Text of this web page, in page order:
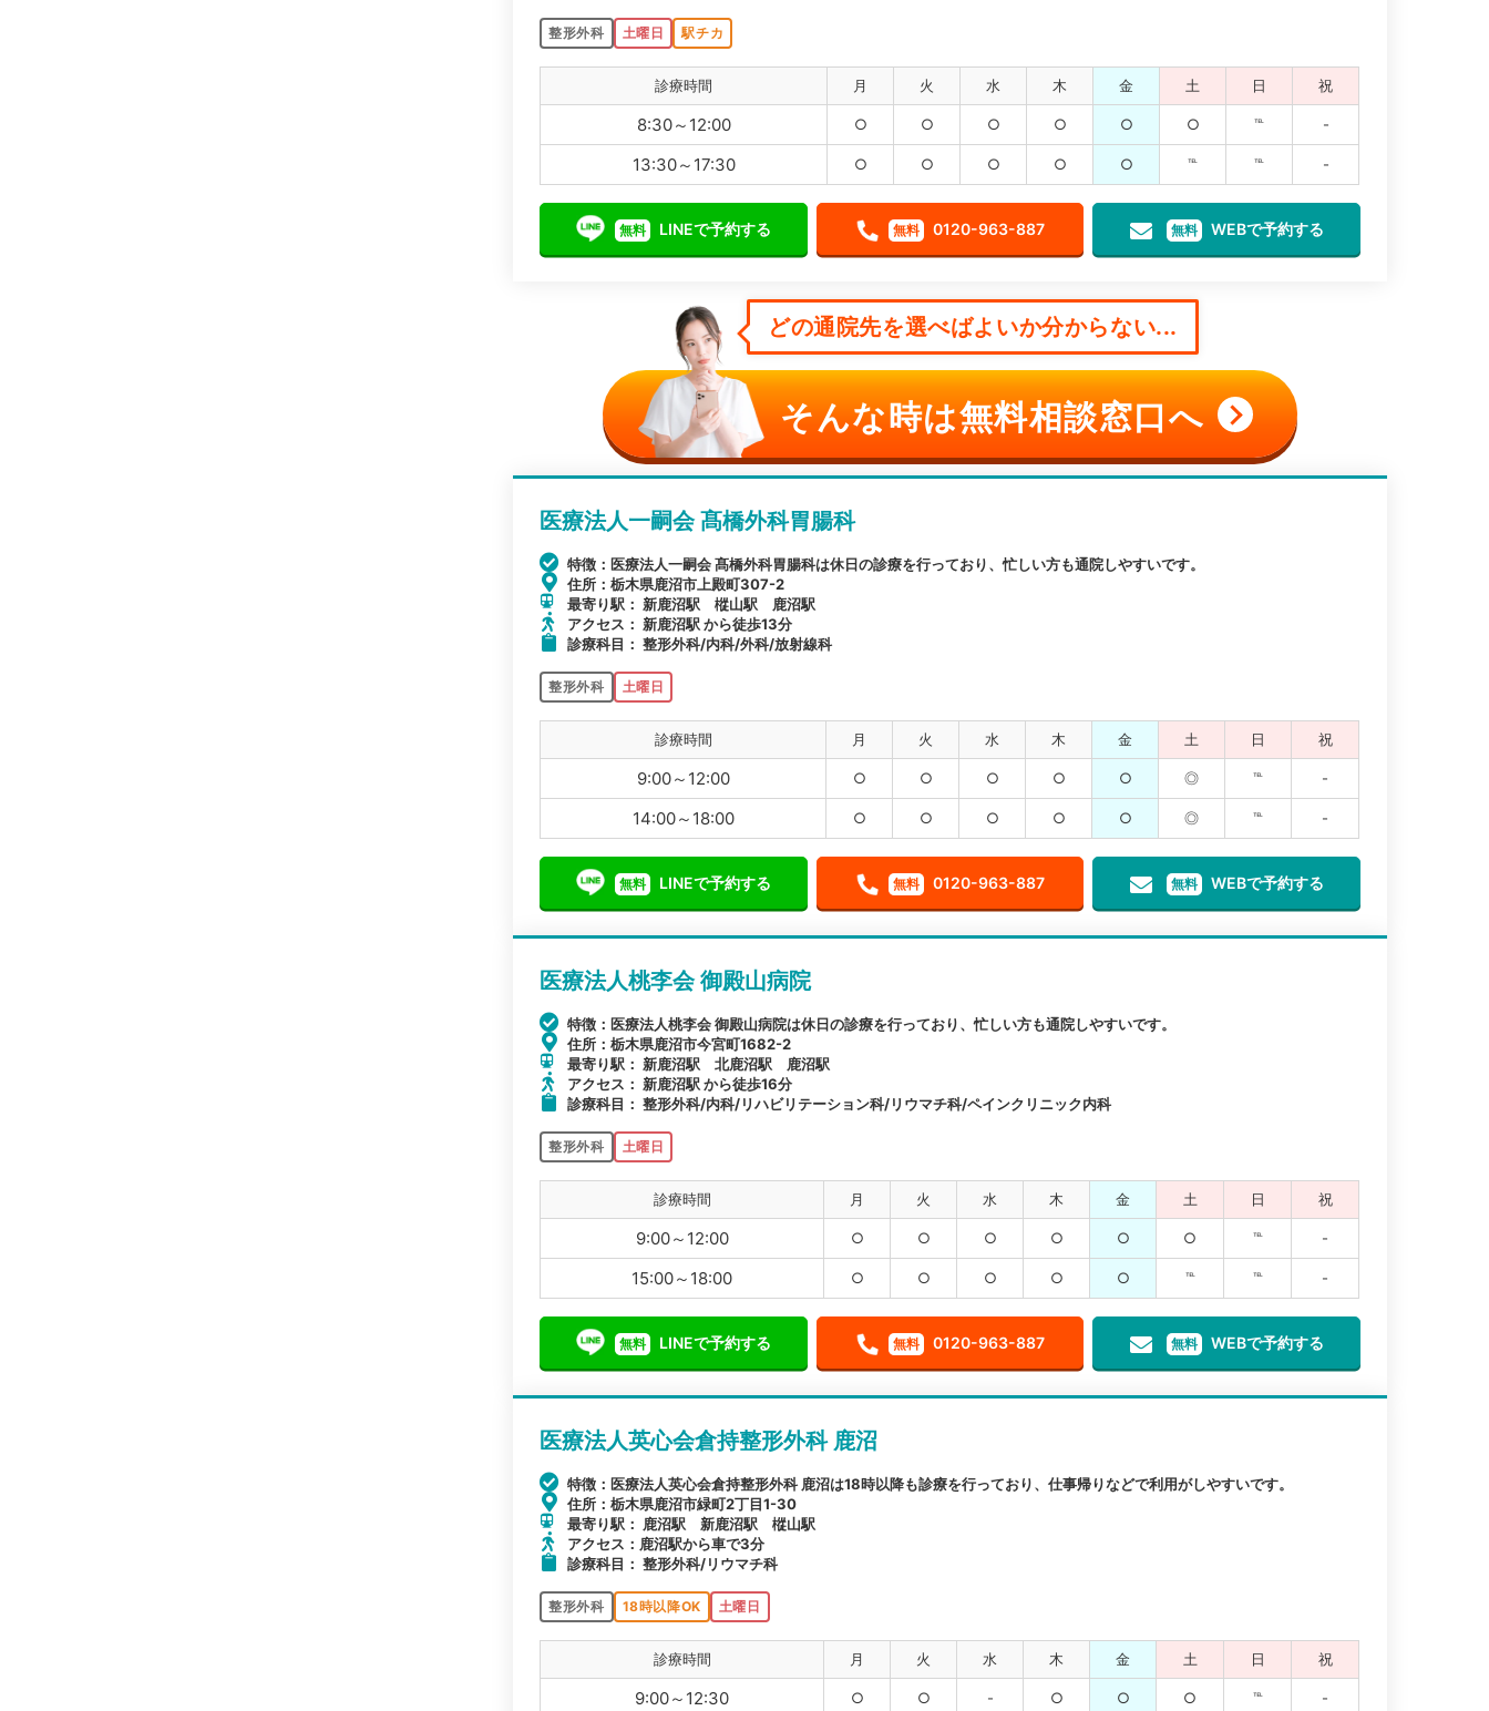
整形外科 土曜日 駅チカ
診療時間 月 火 水 木 金 土 日 祝
8:30～12:00 ○ ○ ○ ○ ○ ○ ℡ -
13:30～17:30 ○ ○ ○ ○ ○ ℡ ℡ -
無料 LINEで予約する 無料 0120-963-887 無料 WEBで予約する
どの通院先を選べばよいか分からない...
そんな時は無料相談窓口へ
医療法人一嗣会 髙橋外科胃腸科
特徴：医療法人一嗣会 髙橋外科胃腸科は休日の診療を行っており、忙しい方も通院しやすいです。
住所：栃木県鹿沼市上殿町307-2
最寄り駅： 新鹿沼駅 樅山駅 鹿沼駅
アクセス： 新鹿沼駅 から徒歩13分
診療科目： 整形外科/内科/外科/放射線科
整形外科 土曜日
診療時間 月 火 水 木 金 土 日 祝
9:00～12:00 ○ ○ ○ ○ ○ ◎ ℡ -
14:00～18:00 ○ ○ ○ ○ ○ ◎ ℡ -
無料 LINEで予約する 無料 0120-963-887 無料 WEBで予約する
医療法人桃李会 御殿山病院
特徴：医療法人桃李会 御殿山病院は休日の診療を行っており、忙しい方も通院しやすいです。
住所：栃木県鹿沼市今宮町1682-2
最寄り駅： 新鹿沼駅 北鹿沼駅 鹿沼駅
アクセス： 新鹿沼駅 から徒歩16分
診療科目： 整形外科/内科/リハビリテーション科/リウマチ科/ペインクリニック内科
整形外科 土曜日
診療時間 月 火 水 木 金 土 日 祝
9:00～12:00 ○ ○ ○ ○ ○ ○ ℡ -
15:00～18:00 ○ ○ ○ ○ ○ ℡ ℡ -
無料 LINEで予約する 無料 0120-963-887 無料 WEBで予約する
医療法人英心会倉持整形外科 鹿沼
特徴：医療法人英心会倉持整形外科 鹿沼は18時以降も診療を行っており、仕事帰りなどで利用がしやすいです。
住所：栃木県鹿沼市緑町2丁目1-30
最寄り駅： 鹿沼駅 新鹿沼駅 樅山駅
アクセス：鹿沼駅から車で3分
診療科目： 整形外科/リウマチ科
整形外科 18時以降OK 土曜日
診療時間 月 火 水 木 金 土 日 祝
9:00～12:30 ○ ○ - ○ ○ ○ ℡ -